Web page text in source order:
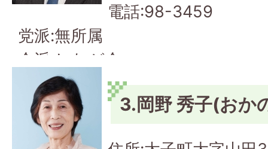
電話:98-3459
党派:無所属
会派:しなが会
3.岡野 秀子(おか